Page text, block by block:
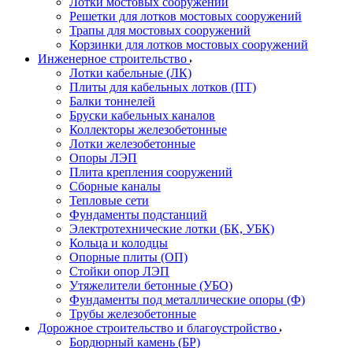
Решетки для лотков мостовых сооружений
Трапы для мостовых сооружений
Корзинки для лотков мостовых сооружений
Инженерное строительство
Лотки кабельные (ЛК)
Плиты для кабельных лотков (ПТ)
Балки тоннелей
Бруски кабельных каналов
Коллекторы железобетонные
Лотки железобетонные
Опоры ЛЭП
Плита крепления сооружений
Сборные каналы
Тепловые сети
Фундаменты подстанций
Электротехнические лотки (БК, УБК)
Кольца и колодцы
Опорные плиты (ОП)
Стойки опор ЛЭП
Утяжелители бетонные (УБО)
Фундаменты под металлические опоры (Ф)
Трубы железобетонные
Дорожное строительство и благоустройство
Бордюрный камень (БР)